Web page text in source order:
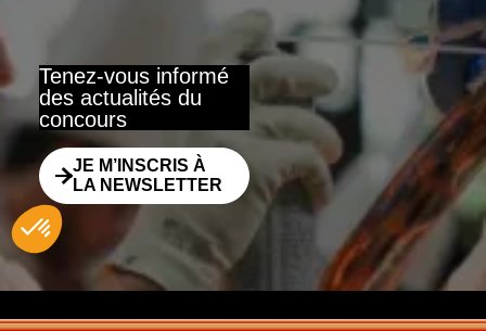
Tenez-vous informé
des actualités du
concours
JE M’INSCRIS À
LA NEWSLETTER